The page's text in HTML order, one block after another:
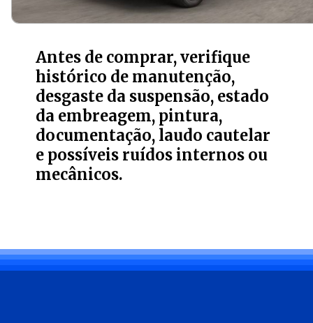
Antes de comprar, verifique
histórico de manutenção,
desgaste da suspensão, estado
da embreagem, pintura,
documentação, laudo cautelar
e possíveis ruídos internos ou
mecânicos.